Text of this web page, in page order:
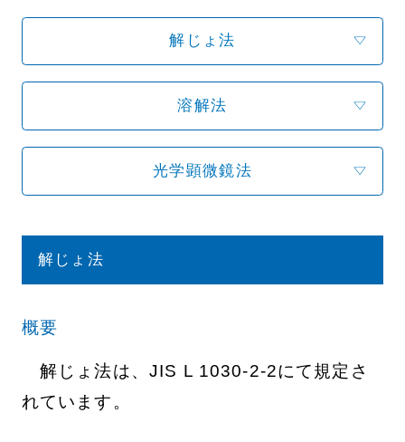
解じょ法
溶解法
光学顕微鏡法
解じょ法
概要
解じょ法は、JIS L 1030-2-2にて規定さ
れています。